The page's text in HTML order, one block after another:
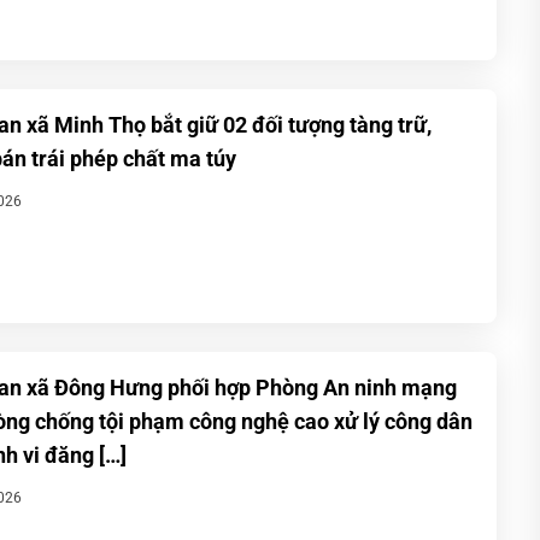
xã Minh Thọ bắt giữ 02 đối tượng tàng trữ,
trái phép chất ma túy
xã Đông Hưng phối hợp Phòng An ninh mạng
chống tội phạm công nghệ cao xử lý công dân
vi đăng […]